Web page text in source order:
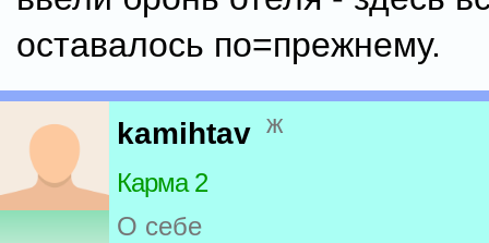
оставалось по=прежнему.
kamihtav ж
Карма 2
О себе